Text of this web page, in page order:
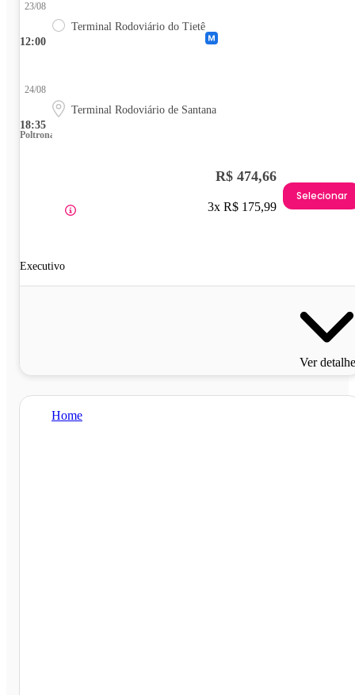
12:00
23/08
Terminal Rodoviário do Tietê
18:35
24/08
Terminal Rodoviário de Santana
Poltrona
Executivo
R$ 474,66
3x R$ 175,99
Selecionar
Ver
Home